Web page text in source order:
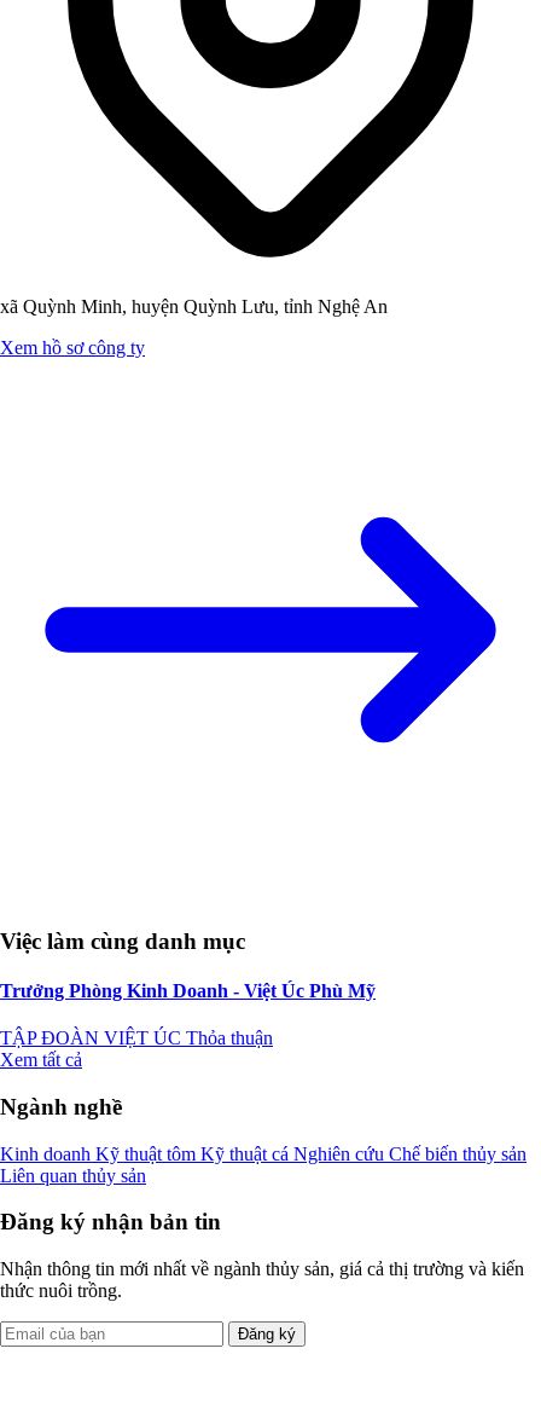
xã Quỳnh Minh, huyện Quỳnh Lưu, tỉnh Nghệ An
Xem hồ sơ công ty
Việc làm cùng danh mục
Trưởng Phòng Kinh Doanh - Việt Úc Phù Mỹ
TẬP ĐOÀN VIỆT ÚC Thỏa thuận
Xem tất cả
Ngành nghề
Kinh doanh Kỹ thuật tôm Kỹ thuật cá Nghiên cứu Chế biến thủy sản
Liên quan thủy sản
Đăng ký nhận bản tin
Nhận thông tin mới nhất về ngành thủy sản, giá cả thị trường và kiến
thức nuôi trồng.
Đăng ký